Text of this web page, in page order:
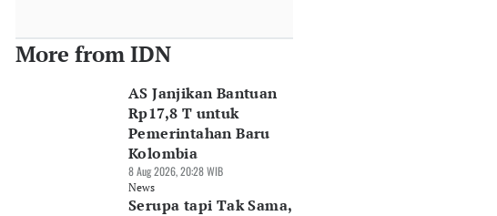
More from IDN
AS Janjikan Bantuan
Rp17,8 T untuk
Pemerintahan Baru
Kolombia
8 Aug 2026, 20:28 WIB
News
Serupa tapi Tak Sama,